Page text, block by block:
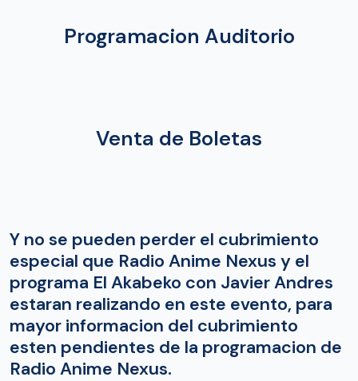
Programacion Auditorio
Venta de Boletas
Y no se pueden perder el cubrimiento
especial que Radio Anime Nexus y el
programa El Akabeko con Javier Andres
estaran realizando en este evento, para
mayor informacion del cubrimiento
esten pendientes de la programacion de
Radio Anime Nexus.